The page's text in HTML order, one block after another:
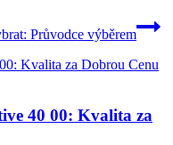
Průvodce výběrem
40 00: Kvalita za